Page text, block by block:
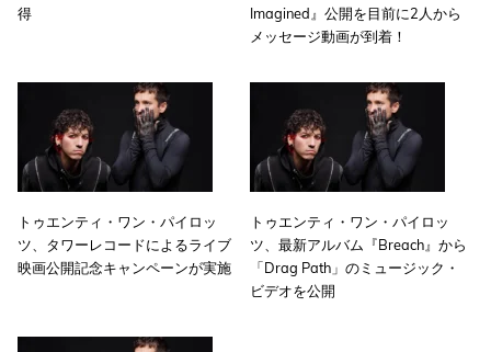
得
Imagined』公開を目前に2人から
メッセージ動画が到着！
トゥエンティ・ワン・パイロッ
ツ、タワーレコードによるライブ
映画公開記念キャンペーンが実施
トゥエンティ・ワン・パイロッ
ツ、最新アルバム『Breach』から
「Drag Path」のミュージック・
ビデオを公開